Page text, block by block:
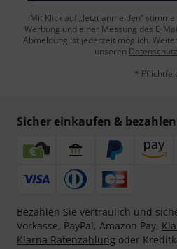
Mit Klick auf „Jetzt anmelden“
Werbung und einer Messung des E-
Abmeldung ist jederzeit möglich.
unseren
*
Sicher einkaufen & bezahlen
Bezahlen Sie vertraulich und
Vorkasse, PayPal, Amazon Pay,
Klarna Ratenzahlung oder